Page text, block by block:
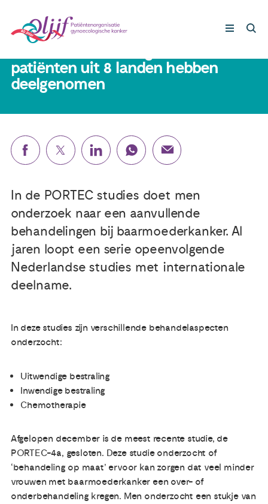
Nieuws
Agenda
Ervaringsdeskundigheid
Contact
Gynaecologische kankers
Lotgenoten
Leven met/na kanker
13 april 2022
patiënten uit 8 landen hebben
deelgenomen
In de PORTEC studies doet men
onderzoek naar een aanvullende
behandelingen bij baarmoederkanker. Al
jaren loopt een serie opeenvolgende
Nederlandse studies met internationale
deelname.
In deze studies zijn verschillende behandelaspecten
onderzocht:
Uitwendige bestraling
Inwendige bestraling
Chemotherapie
Afgelopen december is de meest recente studie, de
PORTEC-4a, gesloten. Deze studie onderzocht of
‘behandeling op maat’ ervoor kan zorgen dat veel minder
vrouwen met baarmoederkanker een over- of
onderbehandeling kregen. Men onderzocht een stukje van